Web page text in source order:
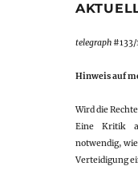
telegraph#133/
Hinweis auf
Wird die
Eine Kritik
notwendig,
Verteidigung